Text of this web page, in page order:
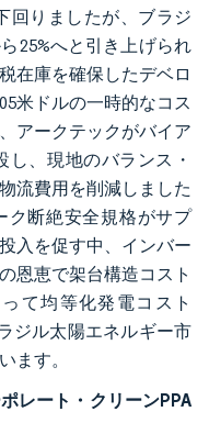
回りましたが、ブラジ
25%へと引き上げられ
在庫を確保したデベロ
米ドルの一時的なコス
アークテックがバイア
、現地のバランス・
流費用を削減しました
ク断絶安全規格がサプ
入を促す中、インバー
恩恵で架台構造コスト
て均等化発電コスト
ジル太陽エネルギー市
ます。
レート・クリーンPPA